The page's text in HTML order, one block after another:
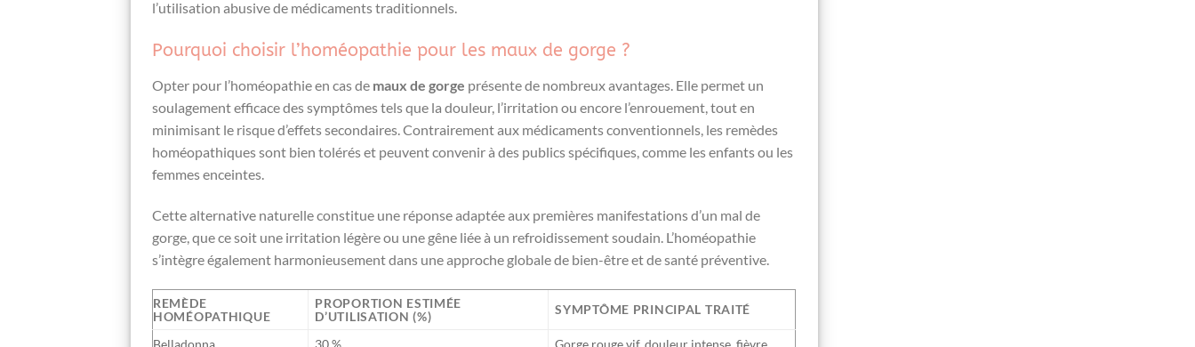
l’utilisation abusive de médicaments traditionnels.
Pourquoi choisir l’homéopathie pour les maux de gorge ?
Opter pour l’homéopathie en cas de maux de gorge présente de nombreux avantages. Elle permet un
soulagement efficace des symptômes tels que la douleur, l’irritation ou encore l’enrouement, tout en
minimisant le risque d’effets secondaires. Contrairement aux médicaments conventionnels, les remèdes
homéopathiques sont bien tolérés et peuvent convenir à des publics spécifiques, comme les enfants ou les
femmes enceintes.
Cette alternative naturelle constitue une réponse adaptée aux premières manifestations d’un mal de
gorge, que ce soit une irritation légère ou une gêne liée à un refroidissement soudain. L’homéopathie
s’intègre également harmonieusement dans une approche globale de bien-être et de santé préventive.
REMÈDE
HOMÉOPATHIQUE
PROPORTION ESTIMÉE
D’UTILISATION (%)
SYMPTÔME PRINCIPAL TRAITÉ
Belladonna 30 %
Gorge rouge vif, douleur intense, fièvre